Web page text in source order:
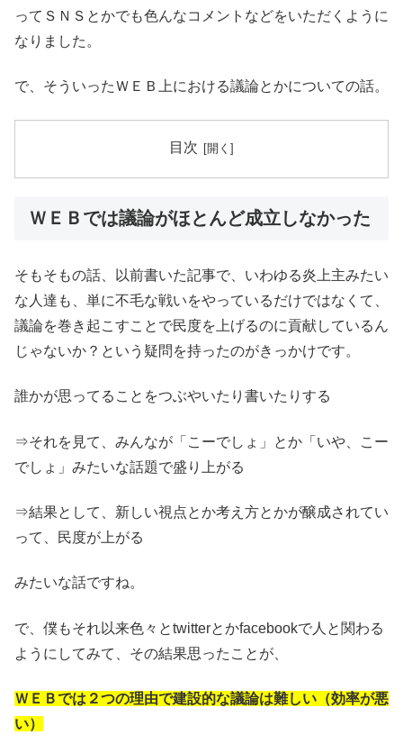
ってＳＮＳとかでも色んなコメントなどをいただくように
なりました。
で、そういったＷＥＢ上における議論とかについての話。
目次
ＷＥＢでは議論がほとんど成立しなかった
そもそもの話、以前書いた記事で、いわゆる炎上主みたい
な人達も、単に不毛な戦いをやっているだけではなくて、
議論を巻き起こすことで民度を上げるのに貢献しているん
じゃないか？という疑問を持ったのがきっかけです。
誰かが思ってることをつぶやいたり書いたりする
⇒それを見て、みんなが「こーでしょ」とか「いや、こー
でしょ」みたいな話題で盛り上がる
⇒結果として、新しい視点とか考え方とかが醸成されてい
って、民度が上がる
みたいな話ですね。
で、僕もそれ以来色々とtwitterとかfacebookで人と関わる
ようにしてみて、その結果思ったことが、
ＷＥＢでは２つの理由で建設的な議論は難しい（効率が悪
い）